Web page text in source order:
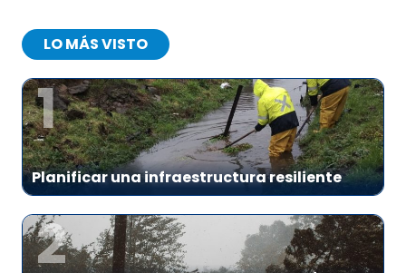
LO MÁS VISTO
1
Planificar una infraestructura resiliente
2